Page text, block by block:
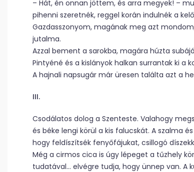
– Hát, én onnan jöttem, és arra megyek! –
pihenni szeretnék, reggel korán indulnék a
Gazdasszonyom, magának meg azt
jutalma.
Azzal bement a sarokba, magára húzta
Pintyéné és a kislányok halkan surrantak ki a
A hajnali napsugár már üresen találta azt a
III.
Csodálatos dolog a Szenteste. Valahogy
és béke lengi körül a kis falucskát. A szalma
hogy feldíszítsék fenyőfájukat, csillogó
Még a cirmos cica is úgy lépeget a tűzhely
tudatával… elvégre tudja, hogy ünnep van. A